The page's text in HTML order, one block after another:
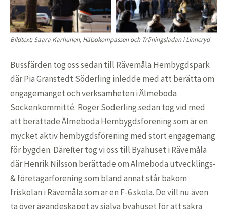
Bildtext: Saara Karhunen, Hälsokompassen och Träningsladan i Linneryd
Bussfärden tog oss sedan till Rävemåla Hembygdspark
där Pia Granstedt Söderling inledde med att berätta om
engagemanget och verksamheten i Älmeboda
Sockenkommitté. Roger Söderling sedan tog vid med
att berättade Älmeboda Hembygdsförening som är en
mycket aktiv hembygdsförening med stort engagemang
för bygden. Därefter tog vi oss till Byahuset i Rävemåla
där Henrik Nilsson berättade om Älmeboda utvecklings-
& företagarförening som bland annat står bakom
friskolan i Rävemåla som är en F-6 skola. De vill nu även
ta över ägandeskapet av själva byahuset för att säkra